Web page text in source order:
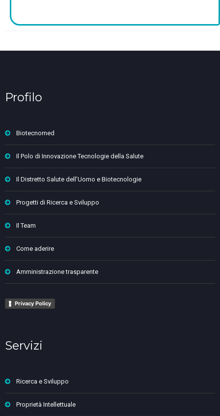
Profilo
Biotecnomed
Il Polo di Innovazione Tecnologie della Salute
Il Distretto Salute dell’Uomo e Biotecnologie
Progetti di Ricerca e Sviluppo
Il Team
Come aderire
Amministrazione trasparente
Privacy Policy
Servizi
Ricerca e Sviluppo
Proprietà Intellettuale